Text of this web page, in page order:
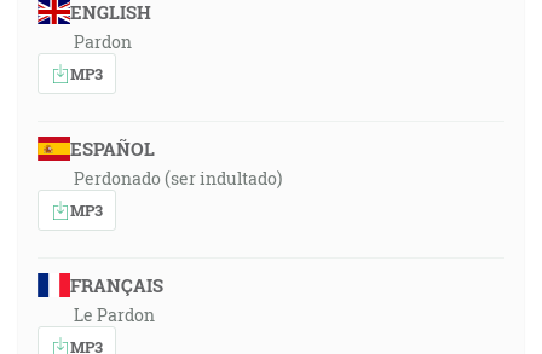
ENGLISH
Pardon
MP3
ESPAÑOL
Perdonado (ser indultado)
MP3
FRANÇAIS
Le Pardon
MP3